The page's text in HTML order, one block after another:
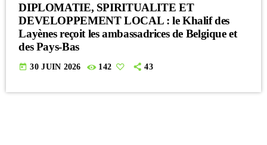
DIPLOMATIE, SPIRITUALITE ET
DEVELOPPEMENT LOCAL : le Khalif des
Layènes reçoit les ambassadrices de Belgique et
des Pays-Bas
today 30 JUIN 2026 142 43